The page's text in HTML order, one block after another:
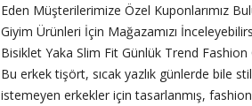
Eden Müşterilerimize Özel Kuponlarımız
Giyim Ürünleri İçin Mağazamızı
Bisiklet Yaka Slim Fit Günlük Trend
Bu erkek tişört, sıcak yazlık günlerde bile
istemeyen erkekler için tasarlanmış,